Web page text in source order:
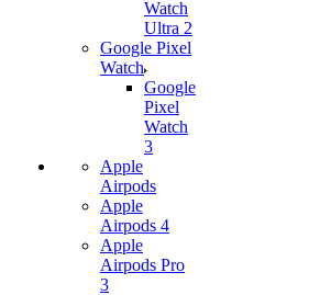
Watch
Ultra 2
Google Pixel
Watch
Google
Pixel
Watch
3
Apple
Airpods
Apple
Airpods 4
Apple
Airpods Pro
3